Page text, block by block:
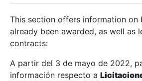
Show/Hide
Show/Hide
This section offers information on
already been awarded, as well as
contracts:
A partir del 3 de mayo de 2022,
información respecto a